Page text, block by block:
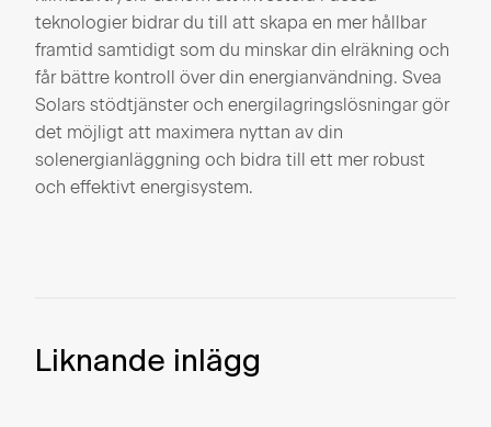
teknologier bidrar du till att skapa en mer hållbar
framtid samtidigt som du minskar din elräkning och
får bättre kontroll över din energianvändning. Svea
Solars stödtjänster och energilagringslösningar gör
det möjligt att maximera nyttan av din
solenergianläggning och bidra till ett mer robust
och effektivt energisystem.
Liknande inlägg